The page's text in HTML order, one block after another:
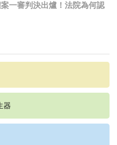
一審判決出爐！法院為何認
器